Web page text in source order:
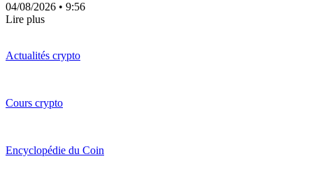
04/08/2026 • 9:56
Lire plus
Actualités crypto
Cours crypto
Encyclopédie du Coin